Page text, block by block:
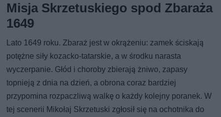
Misja Skrzetuskiego spod Zbaraża
1649
Lato 1649 roku. Zbaraż jest w okrążeniu: zamek ściskają
potężne siły kozacko-tatarskie, a w środku narasta
wyczerpanie. Głód i choroby zbierają żniwo, zapasy
topnieją z dnia na dzień, a obrona coraz bardziej
przypomina rozpaczliwą walkę o każdy kolejny poranek. W
tej scenerii Mikołaj Skrzetuski zgłosił się na ochotnika do